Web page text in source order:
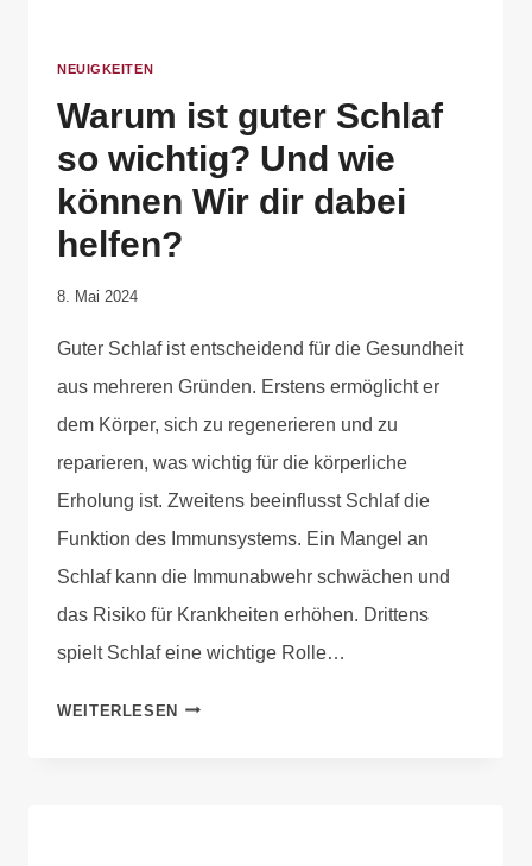
NEUIGKEITEN
Warum ist guter Schlaf
so wichtig? Und wie
können Wir dir dabei
helfen?
Von
Krause
8. Mai 2024
Guter Schlaf ist entscheidend für die Gesundheit
aus mehreren Gründen. Erstens ermöglicht er
dem Körper, sich zu regenerieren und zu
reparieren, was wichtig für die körperliche
Erholung ist. Zweitens beeinflusst Schlaf die
Funktion des Immunsystems. Ein Mangel an
Schlaf kann die Immunabwehr schwächen und
das Risiko für Krankheiten erhöhen. Drittens
spielt Schlaf eine wichtige Rolle…
WEITERLESEN